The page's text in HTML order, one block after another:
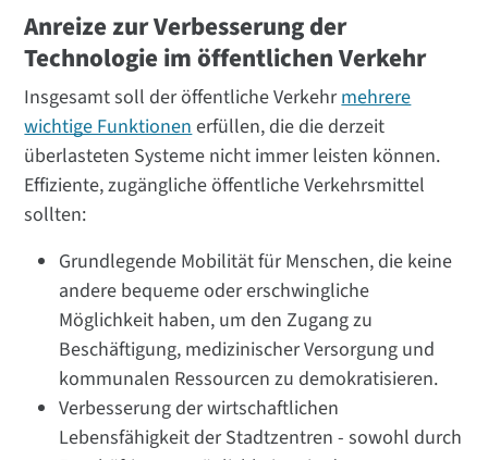
Anreize zur Verbesserung der
Technologie im öffentlichen Verkehr
Insgesamt soll der öffentliche Verkehrmehrere
wichtige Funktionenerfüllen, die die derzeit
überlasteten Systeme nicht immer leisten können.
Effiziente, zugängliche öffentliche Verkehrsmittel
sollten:
Grundlegende Mobilität für Menschen, die keine
andere bequeme oder erschwingliche
Möglichkeit haben, um den Zugang zu
Beschäftigung, medizinischer Versorgung und
kommunalen Ressourcen zu demokratisieren.
Verbesserung der wirtschaftlichen
Lebensfähigkeit der Stadtzentren - sowohl durch